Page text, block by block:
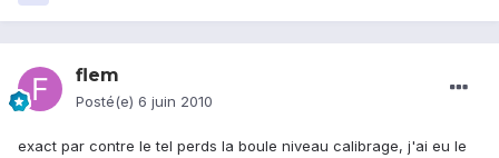
flem
Posté(e) 6 juin 2010
exact par contre le tel perds la boule niveau calibrage, j'ai eu le